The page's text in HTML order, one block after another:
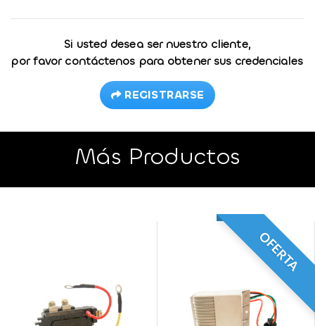
Si usted desea ser nuestro cliente,
por favor contáctenos para obtener sus credenciales
REGISTRARSE
Más Productos
OFERTA